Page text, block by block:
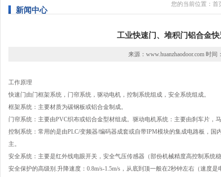
新闻中心
您的当前位置： 首
工业快速门、堆积门铝合金
来源：www.huanzhaodoor.com 时间
工作原理
快速门由门框架系统，门帘系统，驱动电机，控制系统组成，安全系统组成。
框架系统：主要材质为碳钢板或铝合金制成。
门帘系统：主要由PVC织布或铝合金型材组成。驱动电机系统：主要由刹车片，
控制系统：常用的是由PLC/变频器/编码器成套或自带IPM模块的集成电路板，国
主。
安全系统：主要是红外线电眼开关，安全气压传感器（部份机械精度高控制系统
安全保护的高级别.升降速度：0.8m/s-1.5m/s，从底到顶一般在2秒钟左右（速度